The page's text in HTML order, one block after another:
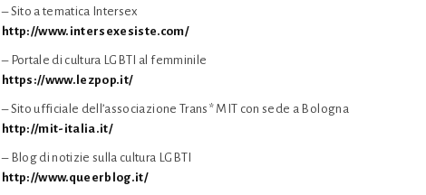
– Sito a tematica Intersex
http://www.intersexesiste.com/
– Portale di cultura LGBTI al femminile
https://www.lezpop.it/
– Sito ufficiale dell’associazione Trans* MIT con sede a Bologna
http://mit-italia.it/
– Blog di notizie sulla cultura LGBTI
http://www.queerblog.it/